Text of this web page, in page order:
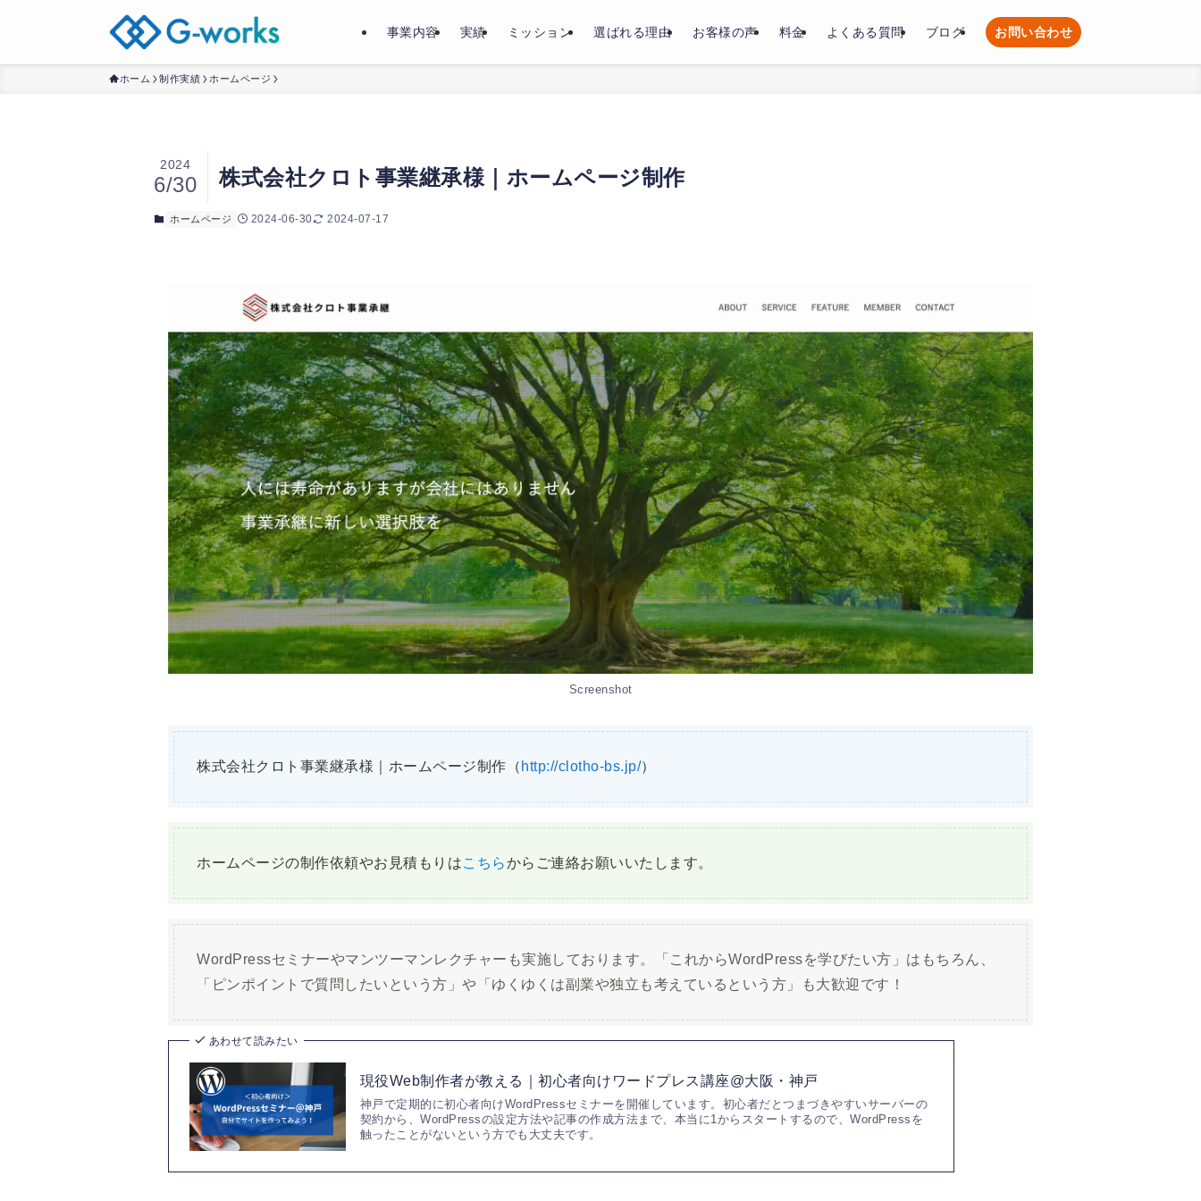
事業内容 実績 ミッション 選ばれる理由 お客様の声 料金 よくある質問 ブログ お問い合わせ
ホーム 制作実績 ホームページ
株式会社クロト事業継承様｜ホームページ制作
2024
6/30
ホームページ 2024-06-30 2024-07-17
Screenshot
株式会社クロト事業継承様｜ホームページ制作（ http://clotho-bs.jp/）
ホームページの制作依頼やお見積もりはこちらからご連絡お願いいたします。
WordPressセミナーやマンツーマンレクチャーも実施しております。「これからWordPressを学びたい方」はもちろん、
「ピンポイントで質問したいという方」や「ゆくゆくは副業や独立も考えているという方」も大歓迎です！
あわせて読みたい
現役Web制作者が教える｜初心者向けワードプレス講座@大阪・神戸
神戸で定期的に初心者向けWordPressセミナーを開催しています。初心者だとつまづきやすいサーバーの
契約から、WordPressの設定方法や記事の作成方法まで、本当に1からスタートするので、WordPressを
触ったことがないという方でも大丈夫です。